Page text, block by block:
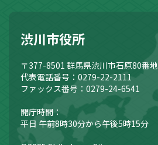
渋川市役所
〒377-8501 群馬県渋川市石原80番地
代表電話番号：0279-22-2111
ファックス番号：0279-24-6541
開庁時間：
平日 午前8時30分から午後5時15分